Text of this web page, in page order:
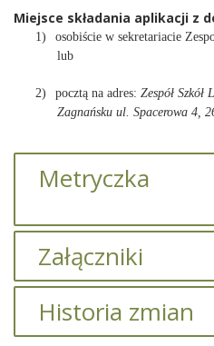
1)
osobiście w sekretariacie
lub
2) pocztą na adres: Zespół
Zagnańsku ul. Spacerowa 4,
Metryczka
Załączniki
Brak załączników.
Historia zmian